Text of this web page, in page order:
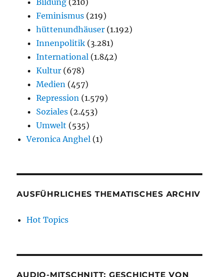
Feminismus (219)
hüttenundhäuser (1.192)
Innenpolitik (3.281)
International (1.842)
Kultur (678)
Medien (457)
Repression (1.579)
Soziales (2.453)
Umwelt (535)
Veronica Anghel (1)
AUSFÜHRLICHES THEMATISCHES ARCHIV
Hot Topics
AUDIO-MITSCHNITT: GESCHICHTE VON